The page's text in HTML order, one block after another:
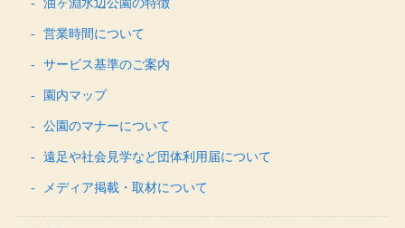
油ヶ淵水辺公園の特徴
営業時間について
サービス基準のご案内
園内マップ
公園のマナーについて
遠足や社会見学など団体利用届について
メディア掲載・取材について